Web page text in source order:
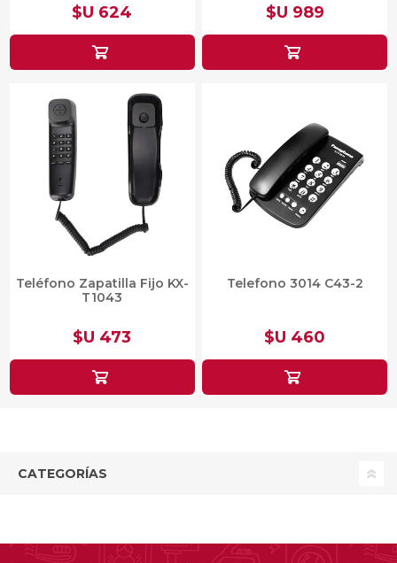
$U 624 $U 989
Teléfono Zapatilla Fijo KX-
T1043
$U 473
Telefono 3014 C43-2
$U 460
CATEGORÍAS